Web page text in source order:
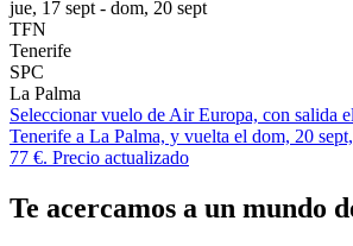
jue, 17 sept - dom, 20 sept
TFN
Tenerife
SPC
La Palma
Seleccionar vuelo de Air Europa, con salida
Tenerife a La Palma, y vuelta el dom, 20
77 €. Precio actualizado
Te acercamos a un mundo